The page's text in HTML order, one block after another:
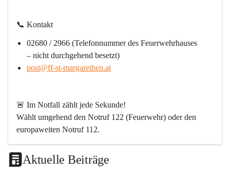
📞 Kontakt
02680 / 2966 (Telefonnummer des Feuerwehrhauses
– nicht durchgehend besetzt)
post@ff-st-margarethen.at
🚨 Im Notfall zählt jede Sekunde!
Wählt umgehend den Notruf 122 (Feuerwehr) oder den
europaweiten Notruf 112.
Werde Teil unserer Feuerwehr!
Aktuelle Beiträge